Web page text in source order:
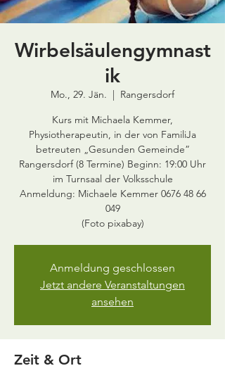
Wirbelsäulengymnast
ik
Mo., 29. Jän.
  |
Rangersdorf
Kurs mit Michaela Kemmer,
Physiotherapeutin, in der von FamiliJa
betreuten „Gesunden Gemeinde”
Rangersdorf (8 Termine) Beginn: 19:00 Uhr
im Turnsaal der Volksschule
Anmeldung: Michaele Kemmer 0676 48 66
049
(Foto pixabay)
Anmeldung geschlossen
Jetzt andere Veranstaltungen
ansehen
Zeit & Ort